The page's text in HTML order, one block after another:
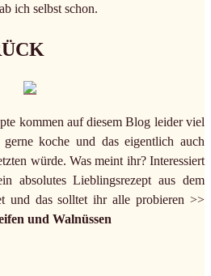
ich selbst schon.
kommen auf diesem Blog leider viel
koche und das eigentlich auch
würde. Was meint ihr? Interessiert
absolutes Lieblingsrezept aus dem
und das solltet ihr alle probieren >>
und Walnüssen